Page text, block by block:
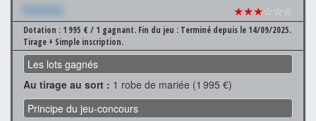
Xxxxxxx ★★★☆☆☆
Dotation : 1 995 € / 1 gagnant. Fin du jeu : Terminé depuis le 14/09/2025.
Tirage + Simple inscription.
Les lots gagnés
Au tirage au sort : 1 robe de mariée (1 995 €)
Principe du jeu-concours